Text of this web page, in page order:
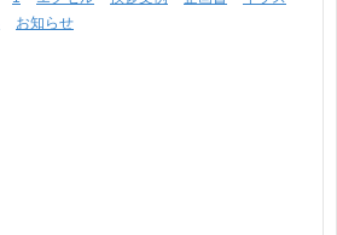
お知らせ